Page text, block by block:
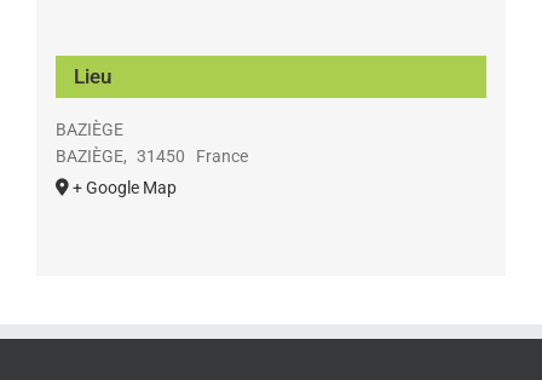
Lieu
BAZIÈGE
BAZIÈGE, 31450
France
+ Google Map